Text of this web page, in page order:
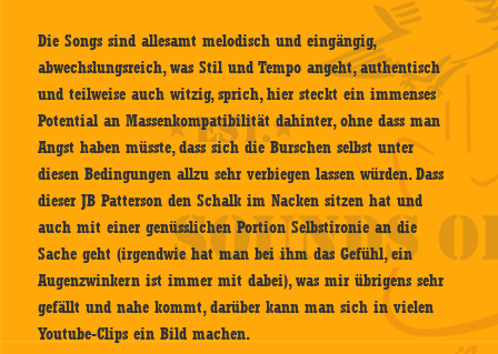
Die Songs sind allesamt melodisch und eingängig,
abwechslungsreich, was Stil und Tempo angeht, authentisch
und teilweise auch witzig, sprich, hier steckt ein immenses
Potential an Massenkompatibilität dahinter, ohne dass man
Angst haben müsste, dass sich die Burschen selbst unter
diesen Bedingungen allzu sehr verbiegen lassen würden. Dass
dieser JB Patterson den Schalk im Nacken sitzen hat und
auch mit einer genüsslichen Portion Selbstironie an die
Sache geht (irgendwie hat man bei ihm das Gefühl, ein
Augenzwinkern ist immer mit dabei), was mir übrigens sehr
gefällt und nahe kommt, darüber kann man sich in vielen
Youtube-Clips ein Bild machen.